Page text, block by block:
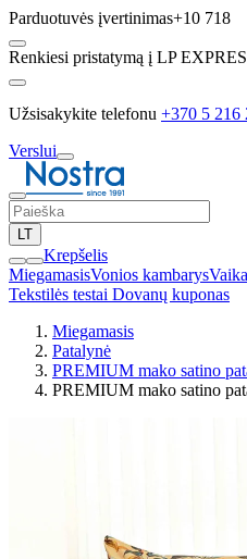
Parduotuvės įvertinimas+10 718
Renkiesi pristatymą į LP
Užsisakykite telefonu +370 5 216
Verslui
LT
Krepšelis
MiegamasisVonios kambarys
Tekstilės testai Dovanų kuponas
Miegamasis
Patalynė
PREMIUM mako satino
PREMIUM mako satino